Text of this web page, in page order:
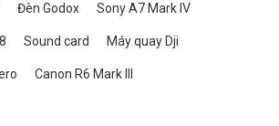
Đèn Godox Sony A7 Mark IV
Sound card Máy quay Dji
Canon R6 Mark III